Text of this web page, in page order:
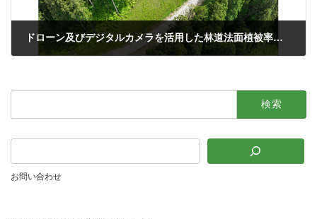
ドローン及びデジタルカメラを活用した林道法⾯植被率の簡易測定マニュアル (2026.6)
検
お問い合わせ